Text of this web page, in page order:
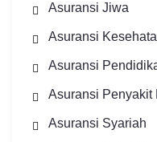
Asuransi Jiwa
Asuransi
Asuransi
Asuransi Penyakit
Asuransi Syariah